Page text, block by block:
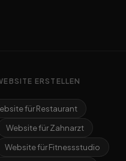
ERSTELLEN
für Restaurant
Website für Zahnarzt
Website für Fitnessstudio